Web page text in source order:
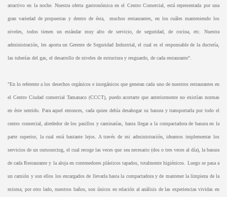
atractivo en la noche. Nuestra oferta gastronómica en el Centro Comercial, está representada por una
gran variedad de propuestas y dentro de ésta, muchos restaurantes, en los cuáles manteniendo los
niveles, todos tienen un estándar muy alto de servicio, de seguridad, de cocina, etc. Nuestra
administración, les aporta un Gerente de Seguridad Industrial, el cual es el responsable de la ductería,
las tuberías del gas, el desarrollo de niveles de estructura y resguardo, de cada restaurante".
"En lo referente a los desechos orgánicos e inorgánicos que generan cada uno de nuestros restaurantes en
el Centro Ciudad comercial Tamanaco (CCCT), puedo acortarte que anteriormente no existían normas
en éste sentido. Para aquel entonces, cada quien debía desahogar su basura y transportarla por todo el
centro comercial, alrededor de los pasillos y caminarías, hasta llegar a la compactadora de basura en la
parte superior, la cual está bastante lejos. A través de mi administración, ideamos implementar los
servicios de un outsourcing, el cual recoge las veces que sea necesario (dos o tres veces al día), la basura
de cada Restaurante y la aloja en contenedores plásticos tapados, totalmente higiénicos. Luego se pasa a
un camión y son ellos los encargados de llevarla hasta la compactadora y de mantener la limpieza de la
misma; por otro lado, nuestros baños, son únicos en relación al análisis de las experiencias vividas en